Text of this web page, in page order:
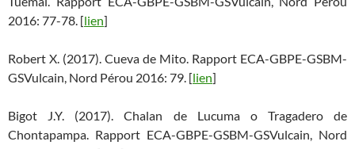
2016: 77-78. [lien]
Robert X. (2017). Cueva de Mito. Rapport ECA-GBPE-GSBM-
GSVulcain, Nord Pérou 2016: 79. [lien]
Bigot J.Y. (2017). Chalan de Lucuma o Tragadero de
Chontapampa. Rapport ECA-GBPE-GSBM-GSVulcain, Nord